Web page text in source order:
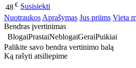
48 € Susisiekti
Nuotraukos Aprašymas Jus priims Vieta
Bendras įvertinimas
BlogaiPrastaiNeblogaiGeraiPuikiai
Palikite savo bendra vertinimo balą
Ką rašyti atsiliepime